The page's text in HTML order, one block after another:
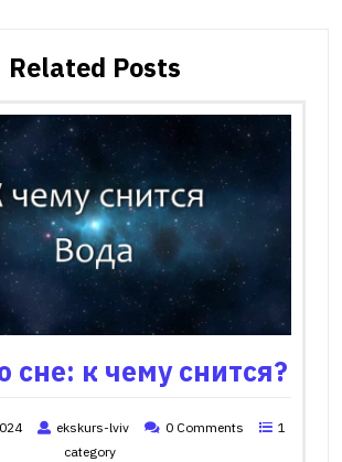
Related Posts
сне: к чему снится?
ekskurs-lviv 0 Comments
1
category